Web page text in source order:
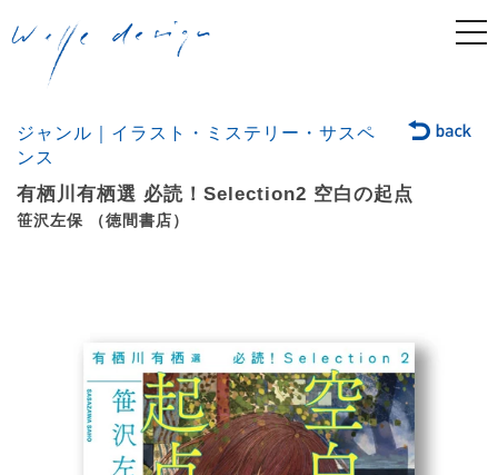
ジャンル｜イラスト・ミステリー・サスペ
ンス
有栖川有栖選 必読！Selection2 空白の起点
笹沢左保 （徳間書店）